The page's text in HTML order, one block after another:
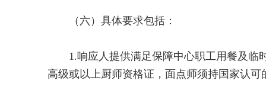
（六）具体要求包括：
1.响应人提供满足保障中心职工用餐及临
高级或以上厨师资格证，面点师须持国家认可